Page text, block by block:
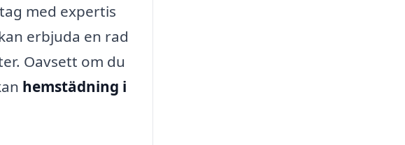
med expertis
erbjuda en rad
Oavsett om du
hemstädning i